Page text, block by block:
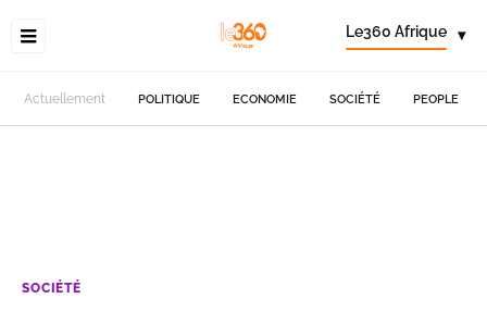
Le360 Afrique ▾
Actuellement POLITIQUE ECONOMIE SOCIÉTÉ PEOPLE
SOCIÉTÉ